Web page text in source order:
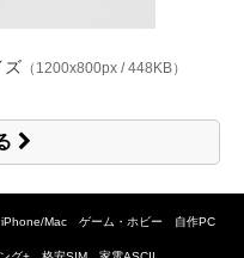
ズ （1200x800px / 448KB）
iPhone/Mac ゲーム・ホビー 自作PC